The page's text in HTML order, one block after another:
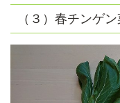
（３）春チンゲン